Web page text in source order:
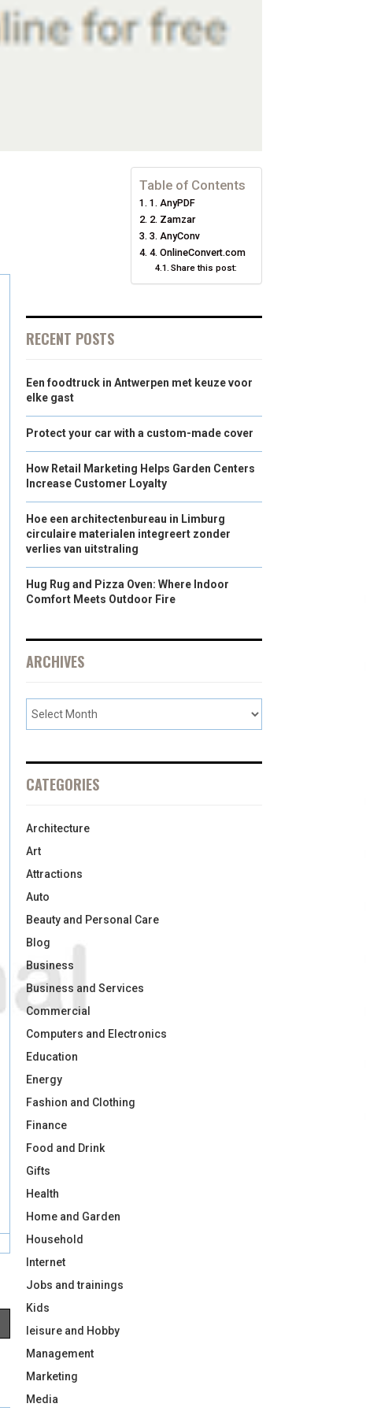
Table of Contents
1. AnyPDF
2. Zamzar
3. AnyConv
4. OnlineConvert.com
Share this post:
RECENT POSTS
Een foodtruck in Antwerpen met keuze voor
elke gast
Protect your car with a custom-made cover
How Retail Marketing Helps Garden Centers
Increase Customer Loyalty
Hoe een architectenbureau in Limburg
circulaire materialen integreert zonder
verlies van uitstraling
Hug Rug and Pizza Oven: Where Indoor
Comfort Meets Outdoor Fire
ARCHIVES
CATEGORIES
Architecture
Art
Attractions
Auto
Beauty and Personal Care
Blog
Business
Business and Services
Commercial
Computers and Electronics
Education
Energy
Fashion and Clothing
Finance
Food and Drink
Gifts
Health
Home and Garden
Household
Internet
Jobs and trainings
Kids
leisure and Hobby
Management
Marketing
Media